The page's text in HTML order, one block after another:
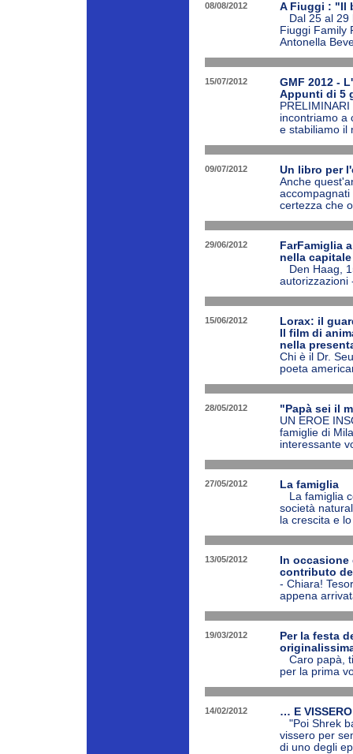
08/08/2012
A Fiuggi : "Il
Dal 25 al 29
Fiuggi Family
Antonella
15/07/2012
GMF 2012 -
Appunti di 5
incontriamo a
e stabiliamo il
09/07/2012
Un libro per
Anche
certezza che
29/06/2012
FarFamiglia
nella
Den Haag,
autorizzazioni
15/06/2012
Lorax: il
Il film di
nella
Chi è il Dr.
poeta
28/05/2012
"Papà sei il
UN EROE
famiglie di
interessante
27/05/2012
La famiglia
La famiglia
società
la crescita e
13/05/2012
In
contributo
- Chiara!
appena
19/03/2012
Per la festa
Caro papà,
per la prima
14/02/2012
… E
"Poi Shrek
vissero per
di uno degli